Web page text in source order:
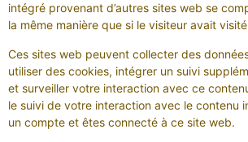
intégré provenant d’autres sites web se
la même manière que si le visiteur avait
Ces sites web peuvent collecter des
utiliser des cookies, intégrer un suivi
et surveiller votre interaction avec ce
le suivi de votre interaction avec le contenu
un compte et êtes connecté à ce site web.